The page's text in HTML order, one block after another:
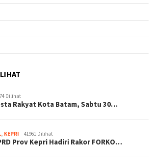
Dilihat
Rakyat Kota Batam, Sabtu 30…
, KEPRI 41961 Dilihat
Prov Kepri Hadiri Rakor FORKO…